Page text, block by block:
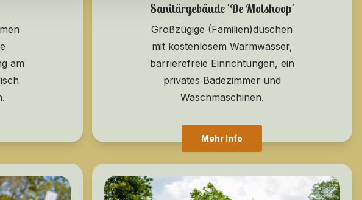
am
Sanitärgebäude 'De Molshoop'
Großzügige (Familien)duschen
mit kostenlosem Warmwasser,
barrierefreie Einrichtungen, ein
privates Badezimmer und
Waschmaschinen.
Mehr Info